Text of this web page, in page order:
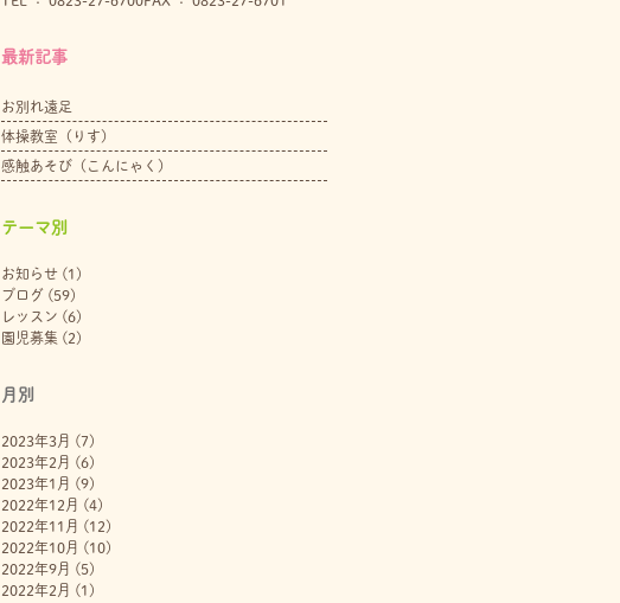
最新記事
お別れ遠足
体操教室（りす）
感触あそび（こんにゃく）
テーマ別
お知らせ(1)
ブログ(59)
レッスン (6)
園児募集 (2)
月別
2023年3月 (7)
2023年2月 (6)
2023年1月 (9)
2022年12月 (4)
2022年11月 (12)
2022年10月 (10)
2022年9月 (5)
2022年2月 (1)